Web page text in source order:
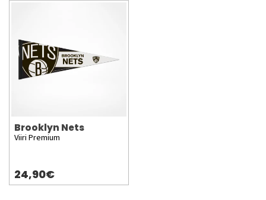
Brooklyn Nets
Viiri Premium
24,90€